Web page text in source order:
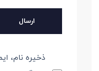
ذخیره نام،